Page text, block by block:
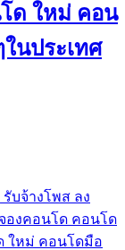
ด ใหม่ คอน
นประเทศ
รับจ้างโพส ลง
องคอนโด คอนโด
ใหม่ คอนโดมือ